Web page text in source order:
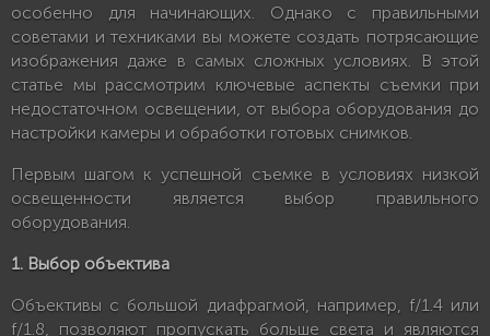
особенно для начинающих. Однако с правильными
советами и техниками вы можете создать потрясающие
изображения даже в самых сложных условиях. В этой
статье мы рассмотрим ключевые аспекты съемки при
недостаточном освещении, от выбора оборудования до
настройки камеры и обработки готовых снимков.
Первым шагом к успешной съемке в условиях низкой
освещенности является выбор правильного
оборудования.
1. Выбор объектива
Объективы с большой диафрагмой, например, f/1.4 или
f/1.8, позволяют пропускать больше света и являются